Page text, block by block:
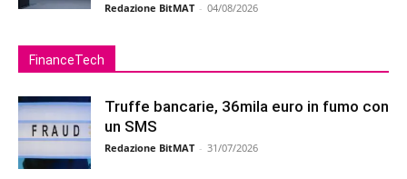
Redazione BitMAT - 04/08/2026
FinanceTech
Truffe bancarie, 36mila euro in fumo con
un SMS
Redazione BitMAT - 31/07/2026